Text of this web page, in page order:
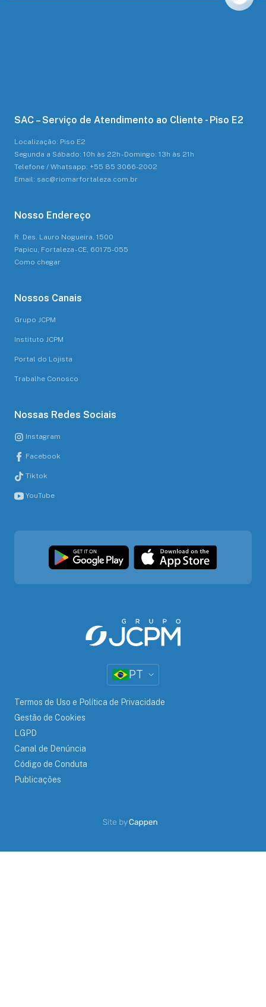
SAC – Serviço de Atendimento ao Cliente - Piso E2
Localização: Piso E2
Segunda a Sábado: 10h às 22h - Domingo: 13h às 21h
Telefone / Whatsapp: +55 85 3066-2002
Email: sac@riomarfortaleza.com.br
Nosso Endereço
R. Des. Lauro Nogueira, 1500
Papicu, Fortaleza - CE, 60175-055
Como chegar
Nossos Canais
Grupo JCPM
Instituto JCPM
Portal do Lojista
Trabalhe Conosco
Nossas Redes Sociais
Instagram
Facebook
Tiktok
YouTube
PT
Termos de Uso e Política de Privacidade
Gestão de Cookies
LGPD
Canal de Denúncia
Código de Conduta
Publicações